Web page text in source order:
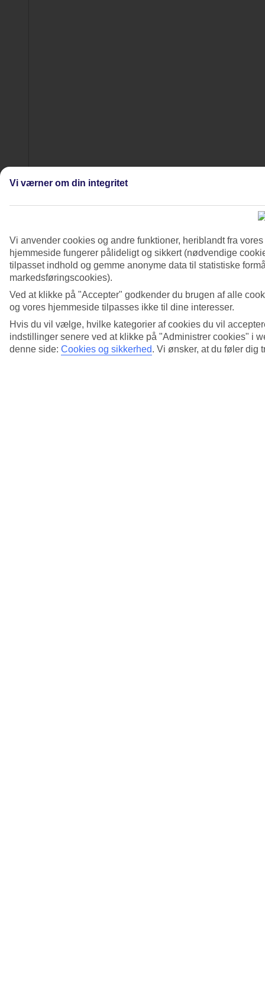
Vi værner om din integritet
Vi anvender cookies og andre funktioner, heriblandt fra
hjemmeside fungerer pålideligt og sikkert (nødvendige
tilpasset indhold og gemme anonyme data til statistiske
markedsføringscookies).
Ved at klikke på "Accepter" godkender du brugen af alle
og vores hjemmeside tilpasses ikke til dine interesser.
Hvis du vil vælge, hvilke kategorier af cookies du vil
indstillinger senere ved at klikke på "Administrer cookies" i
denne side: Cookies og sikkerhed. Vi ønsker, at du føler dig